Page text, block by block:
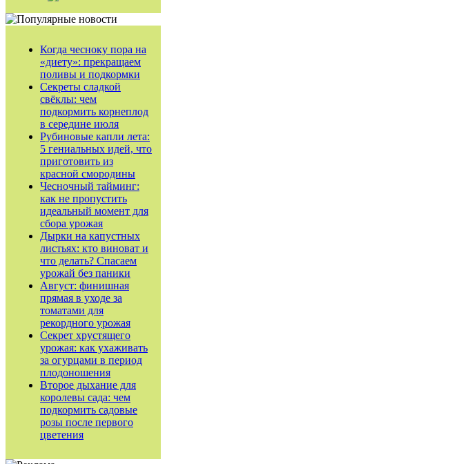
Когда чесноку пора на
«диету»: прекращаем
поливы и подкормки
Секреты сладкой
свёклы: чем
подкормить корнеплод
в середине июля
Рубиновые капли лета:
5 гениальных идей, что
приготовить из
красной смородины
Чесночный тайминг:
как не пропустить
идеальный момент для
сбора урожая
Дырки на капустных
листьях: кто виноват и
что делать? Спасаем
урожай без паники
Август: финишная
прямая в уходе за
томатами для
рекордного урожая
Секрет хрустящего
урожая: как ухаживать
за огурцами в период
плодоношения
Второе дыхание для
королевы сада: чем
подкормить садовые
розы после первого
цветения